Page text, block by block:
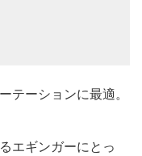
テーションに最適。
エギンガーにとっ